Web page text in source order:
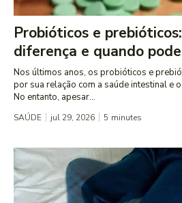
Probióticos e
diferença e quando
Nos últimos anos, os probióticos e
por sua relação com a saúde intestinal e
No entanto, apesar...
SAÚDE jul 29, 2026 5 minutes